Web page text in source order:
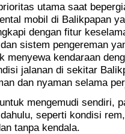
utama saat
mobil di Balikpapan
dengan fitur
sistem pengereman
menyewa kendaraan
jalanan di sekitar
dan nyaman selama
mengemudi sendiri,
seperti kondisi
tanpa kendala.